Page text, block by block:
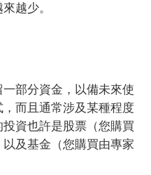
越少。
部分資金，以備未來使
而且通常涉及某種程度
資也許是股票（您購買
及基金（您購買由專家